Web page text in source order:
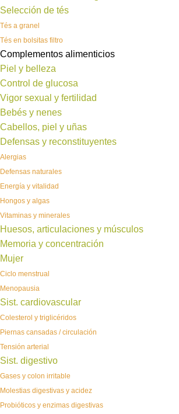
Selección de tés
Tés a granel
Tés en bolsitas filtro
Complementos alimenticios
Piel y belleza
Control de glucosa
Vigor sexual y fertilidad
Bebés y nenes
Cabellos, piel y uñas
Defensas y reconstituyentes
Alergias
Defensas naturales
Energía y vitalidad
Hongos y algas
Vitaminas y minerales
Huesos, articulaciones y músculos
Memoria y concentración
Mujer
Ciclo menstrual
Menopausia
Sist. cardiovascular
Colesterol y triglicéridos
Piernas cansadas / circulación
Tensión arterial
Sist. digestivo
Gases y colon irritable
Molestias digestivas y acidez
Probióticos y enzimas digestivas